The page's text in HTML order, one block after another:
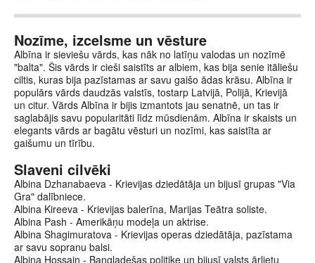
Nozīme, izcelsme un vēsture
Albīna ir sieviešu vārds, kas nāk no latīņu valodas un nozīmē
"balta". Šis vārds ir cieši saistīts ar albiem, kas bija senie itāliešu
ciltis, kuras bija pazīstamas ar savu gaišo ādas krāsu. Albīna ir
populārs vārds daudzās valstīs, tostarp Latvijā, Polijā, Krievijā
un citur. Vārds Albīna ir bijis izmantots jau senatnē, un tas ir
saglabājis savu popularitāti līdz mūsdienām. Albīna ir skaists un
elegants vārds ar bagātu vēsturi un nozīmi, kas saistīta ar
gaišumu un tīrību.
Slaveni cilvēki
Albina Dzhanabaeva - Krievijas dziedātāja un bijusī grupas "Via
Gra" dalībniece.
Albina Kireeva - Krievijas balerīna, Marijas Teātra soliste.
Albina Pash - Amerikāņu modeļa un aktrise.
Albina Shagimuratova - Krievijas operas dziedātāja, pazīstama
ar savu sopranu balsi.
Albina Hossain - Bangladešas politiķe un bijusī valsts ārlietu